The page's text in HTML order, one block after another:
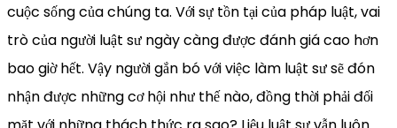
cuộc sống của chúng ta. Với sự tồn tại của pháp luật, vai
trò của người luật sư ngày càng được đánh giá cao hơn
bao giờ hết. Vậy người gắn bó với việc làm luật sư sẽ đón
nhận được những cơ hội như thế nào, đồng thời phải đối